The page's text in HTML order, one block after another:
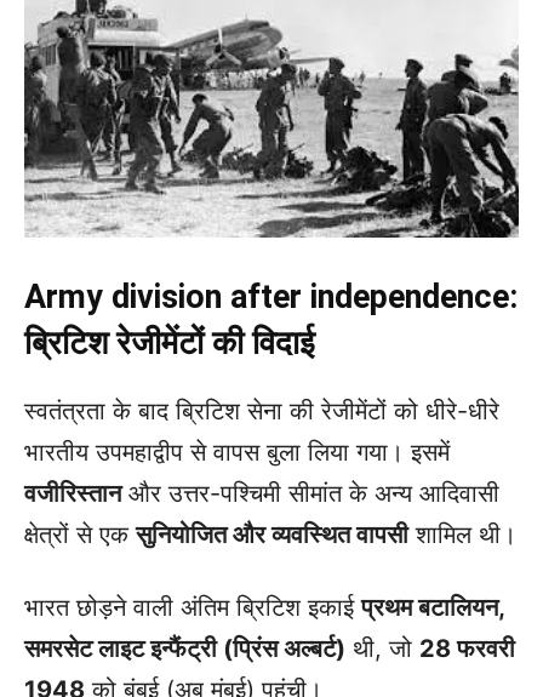
Army division after independence:
ब्रिटिश रेजीमेंटों की विदाई
स्वतंत्रता के बाद ब्रिटिश सेना की रेजीमेंटों को धीरे-धीरे
भारतीय उपमहाद्वीप से वापस बुला लिया गया। इसमें
वजीरिस्तानऔर उत्तर-पश्चिमी सीमांत के अन्य आदिवासी
क्षेत्रों से एकसुनियोजित और व्यवस्थित वापसीशामिल थी।
भारत छोड़ने वाली अंतिम ब्रिटिश इकाईप्रथम बटालियन,
समरसेट लाइट इन्फैंट्री (प्रिंस अल्बर्ट) थी, जो 28 फरवरी
1948 को बंबई (अब मुंबई) पहुंची।